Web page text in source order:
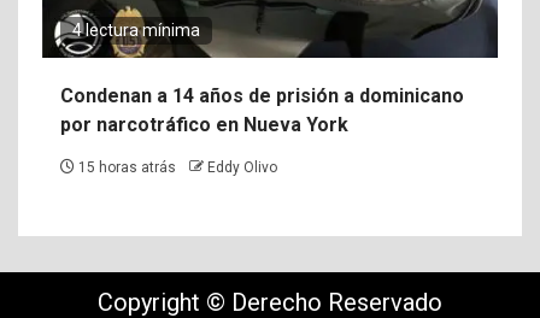
4 lectura mínima
Condenan a 14 años de prisión a dominicano
por narcotráfico en Nueva York
15 horas atrás Eddy Olivo
Copyright © Derecho Reservado